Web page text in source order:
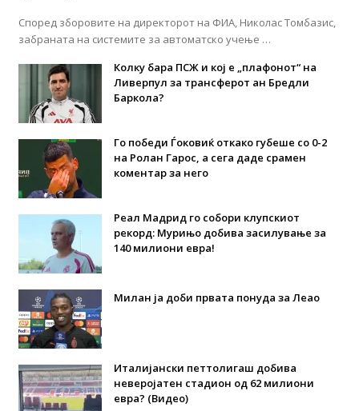
Според зборовите на директорот на ФИА, Николас Томбазис,
забраната на системите за автоматско учење …
Колку бара ПСЖ и кој е „плафонот“ на
Ливерпул за трансферот ан Бредли
Баркола?
Го победи Ѓоковиќ откако губеше со 0-2
на Ролан Гарос, а сега даде срамен
коментар за него
Реал Мадрид го собори клупскиот
рекорд: Мурињо добива засилување за
140 милиони евра!
Милан ја доби првата понуда за Леао
Италијански петтолигаш добива
неверојатен стадион од 62 милиони
евра? (Видео)